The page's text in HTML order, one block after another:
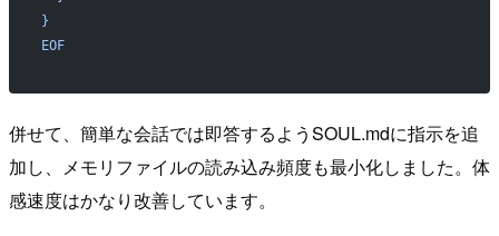
}
EOF
併せて、簡単な会話では即答するようSOUL.mdに指示を追
加し、メモリファイルの読み込み頻度も最小化しました。体
感速度はかなり改善しています。